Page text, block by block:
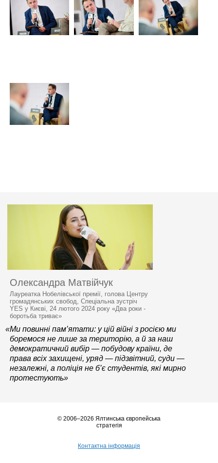
Олександра Матвійчук
Лауреатка Нобелівської премії, голова Центру
громадянських свобод, Спеціальна зустріч
YES у Києві, 24 лютого 2024 року «Два роки -
боротьба триває»
«Ми повинні пам’ятати: у цій війні з росією ми
боремося не лише за територію, а й за наш
демократичний вибір — побудову країни, де
права всіх захищені, уряд — підзвітний, суди —
незалежні, а поліція не б’є студентів, які мирно
протестують»
© 2006–2026 Ялтинська європейська
стратегія
Контактна інформація